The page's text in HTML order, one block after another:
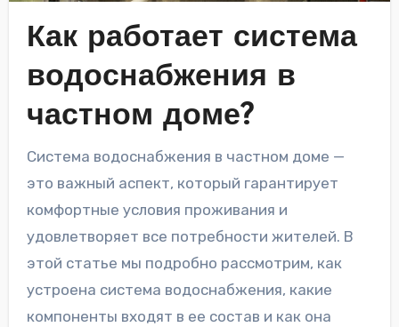
Как работает система
водоснабжения в
частном доме?
Система водоснабжения в частном доме —
это важный аспект, который гарантирует
комфортные условия проживания и
удовлетворяет все потребности жителей. В
этой статье мы подробно рассмотрим, как
устроена система водоснабжения, какие
компоненты входят в ее состав и как она